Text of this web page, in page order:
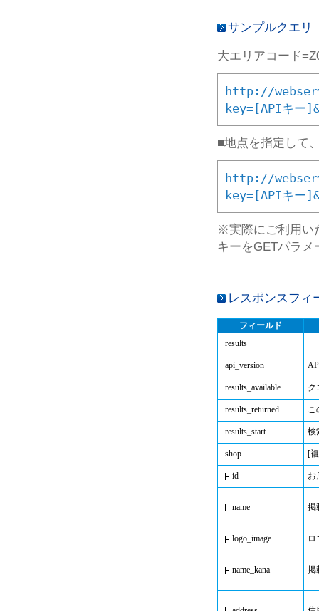
サンプルクエリ
大エリアコード
http://
key=[APIキー
■地点を指定して
http://
key=[APIキー
※実際にご利用い
キーをGETパラ
レスポンスフィ
フィールド
results
api_version
results_available ク
results_returned
results_start 検
shop [
id お
name 掲
logo_image ロ
name_kana 掲